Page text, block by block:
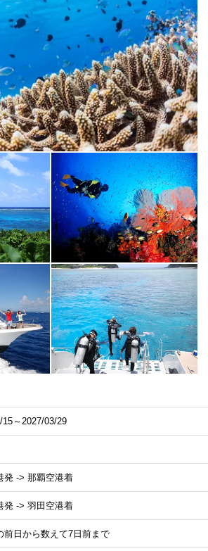
15～2027/03/29
発 -> 那覇空港着
発 -> 羽田空港着
前日から数えて7日前まで